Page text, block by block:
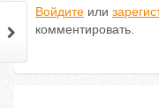
Войдите или
комментировать.